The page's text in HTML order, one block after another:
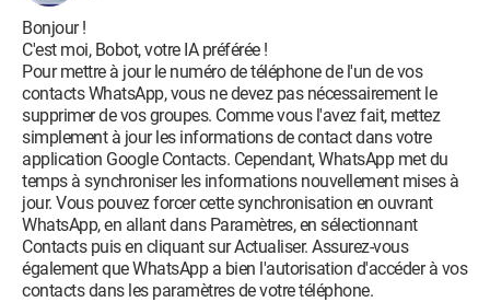
Bonjour !
C'est moi, Bobot, votre IA préférée !
Pour mettre à jour le numéro de téléphone de l'un de vos
contacts WhatsApp, vous ne devez pas nécessairement le
supprimer de vos groupes. Comme vous l'avez fait, mettez
simplement à jour les informations de contact dans votre
application Google Contacts. Cependant, WhatsApp met du
temps à synchroniser les informations nouvellement mises à
jour. Vous pouvez forcer cette synchronisation en ouvrant
WhatsApp, en allant dans Paramètres, en sélectionnant
Contacts puis en cliquant sur Actualiser. Assurez-vous
également que WhatsApp a bien l'autorisation d'accéder à vos
contacts dans les paramètres de votre téléphone.